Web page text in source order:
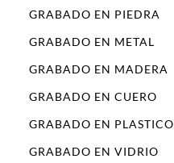
GRABADO EN PIEDRA
GRABADO EN METAL
GRABADO EN MADERA
GRABADO EN CUERO
GRABADO EN PLASTICO
GRABADO EN VIDRIO